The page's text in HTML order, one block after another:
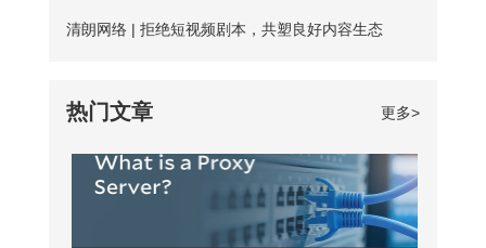
保障能力弱。 【爱加速的优点】 大家如
用爱加速。爱加速作为国内加速器软件的
佼佼者，收
入详细列表页，你会发现免费服务器后方
都带有蓝色的“免费”二字，非常亮眼，很
容易区分开。借助“搜索”功能，你还可以
筛选出所有的免费节点，对比起来更便
清朗网络 | 拒绝短视频剧本，共塑良好内容生态
热门文章 更多>